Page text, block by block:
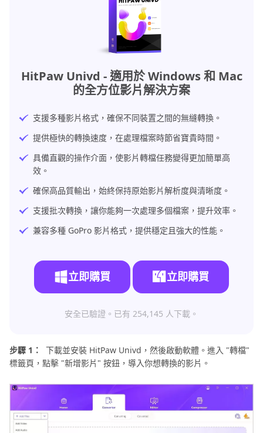
HitPaw Univd - 適用於 Windows 和 Mac
的全方位影片解決方案
支援多種影片格式，確保不同裝置之間的無縫轉換。
提供極快的轉換速度，在處理檔案時節省寶貴時間。
具備直觀的操作介面，使影片轉檔任務變得更加簡單高
效。
確保高品質輸出，始終保持原始影片解析度與清晰度。
支援批次轉換，讓你能夠一次處理多個檔案，提升效率。
兼容多種 GoPro 影片格式，提供穩定且強大的性能。
立即購買 立即購買
安全已驗證。已有 254,145 人下載。
步驟 1：
下載並安裝 HitPaw Univd，然後啟動軟體。進入 "轉檔"
標籤頁，點擊 "新增影片" 按鈕，導入你想轉換的影片。